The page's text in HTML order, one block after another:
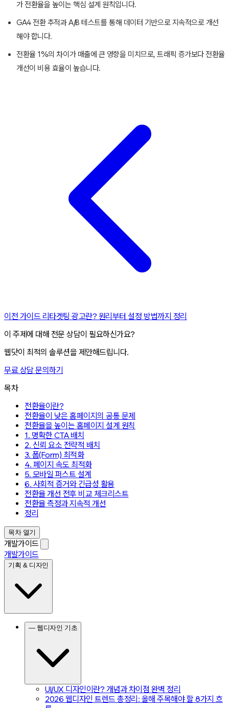
가 전환율을 높이는 핵심 설계 원칙입니다.
GA4 전환 추적과 A/B 테스트를 통해 데이터 기반으로 지속적으로 개선
해야 합니다.
전환율 1%의 차이가 매출에 큰 영향을 미치므로, 트래픽 증가보다 전환율
개선이 비용 효율이 높습니다.
이전 가이드 리타겟팅 광고란? 원리부터 설정 방법까지 정리
이 주제에 대해 전문 상담이 필요하신가요?
웹닷이 최적의 솔루션을 제안해드립니다.
무료 상담 문의하기
목차
전환율이란?
전환율이 낮은 홈페이지의 공통 문제
전환율을 높이는 홈페이지 설계 원칙
1. 명확한 CTA 배치
2. 신뢰 요소 전략적 배치
3. 폼(Form) 최적화
4. 페이지 속도 최적화
5. 모바일 퍼스트 설계
6. 사회적 증거와 긴급성 활용
전환율 개선 전후 비교 체크리스트
전환율 측정과 지속적 개선
정리
목차 열기
개발가이드
개발가이드
기획 & 디자인
— 웹디자인 기초
UI/UX 디자인이란? 개념과 차이점 완벽 정리
2026 웹디자인 트렌드 총정리: 올해 주목해야 할 8가지 흐